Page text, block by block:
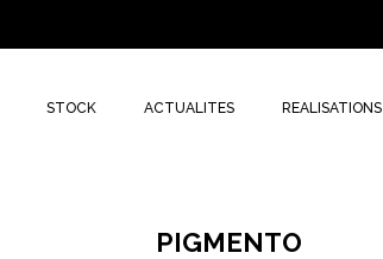
STOCK ACTUALITES REALISATIONS
PIGMENTO